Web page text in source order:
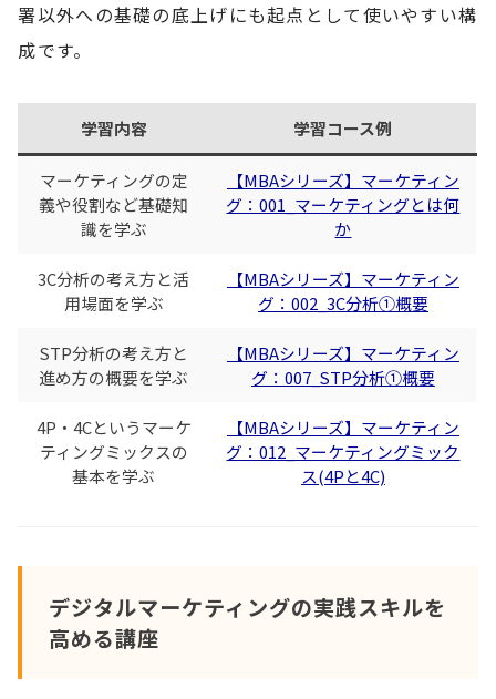
署以外への基礎の底上げにも起点として使いやすい構
成です。
学習内容 学習コース例
マーケティングの定
義や役割など基礎知
識を学ぶ
【MBAシリーズ】マーケティン
グ：001_マーケティングとは何
か
3C分析の考え方と活
用場面を学ぶ
【MBAシリーズ】マーケティン
グ：002_3C分析①概要
STP分析の考え方と
進め方の概要を学ぶ
【MBAシリーズ】マーケティン
グ：007_STP分析①概要
4P・4Cというマーケ
ティングミックスの
基本を学ぶ
【MBAシリーズ】マーケティン
グ：012_マーケティングミック
ス(4Pと4C)
デジタルマーケティングの実践スキルを
高める講座